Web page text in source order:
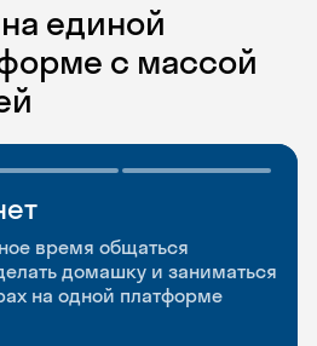
единой
с массой
время общаться
домашку и заниматься
на одной платформе
новые слова где
разговорной практики
с преподавателями